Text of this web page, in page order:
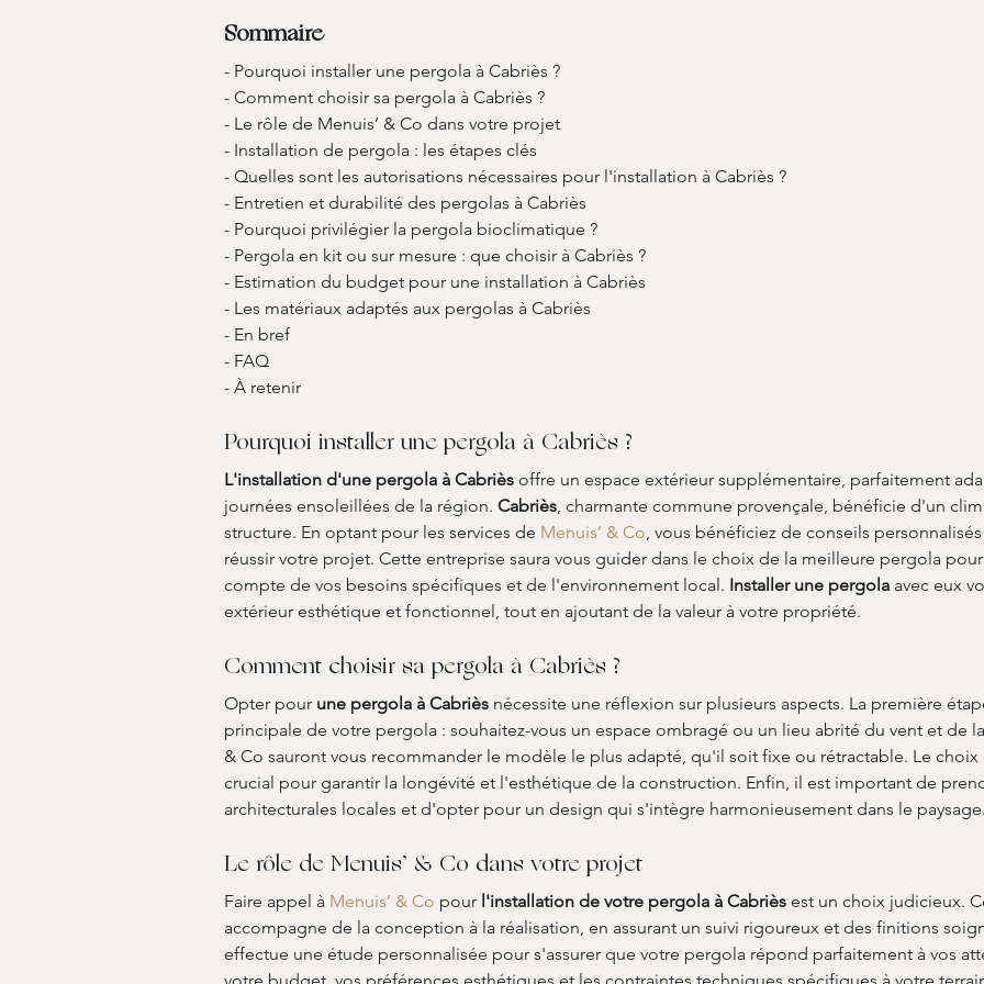
Sommaire
- Pourquoi installer une pergola à Cabriès ?
- Comment choisir sa pergola à Cabriès ?
- Le rôle de Menuis’ & Co dans votre projet
- Installation de pergola : les étapes clés
- Quelles sont les autorisations nécessaires pour l'installation à Cabriès ?
- Entretien et durabilité des pergolas à Cabriès
- Pourquoi privilégier la pergola bioclimatique ?
- Pergola en kit ou sur mesure : que choisir à Cabriès ?
- Estimation du budget pour une installation à Cabriès
- Les matériaux adaptés aux pergolas à Cabriès
- En bref
- FAQ
- À retenir
Pourquoi installer une pergola à Cabriès ?
L'installation d'une pergola à Cabriès offre un espace extérieur supplémentaire, parfaitement
journées ensoleillées de la région. Cabriès, charmante commune provençale, bénéficie d'un
structure. En optant pour les services de Menuis’ & Co, vous bénéficiez de conseils
réussir votre projet. Cette entreprise saura vous guider dans le choix de la meilleure pergola
compte de vos besoins spécifiques et de l'environnement local. Installer une pergola avec eux
extérieur esthétique et fonctionnel, tout en ajoutant de la valeur à votre propriété.
Comment choisir sa pergola à Cabriès ?
Opter pour une pergola à Cabriès nécessite une réflexion sur plusieurs aspects. La première
principale de votre pergola : souhaitez-vous un espace ombragé ou un lieu abrité du vent et de
& Co sauront vous recommander le modèle le plus adapté, qu'il soit fixe ou rétractable. Le
crucial pour garantir la longévité et l'esthétique de la construction. Enfin, il est important de
architecturales locales et d'opter pour un design qui s'intègre harmonieusement dans le paysage.
Le rôle de Menuis’ & Co dans votre projet
Faire appel à Menuis’ & Co pour l'installation de votre pergola à Cabriès est un choix judicieux.
accompagne de la conception à la réalisation, en assurant un suivi rigoureux et des finitions
effectue une étude personnalisée pour s'assurer que votre pergola répond parfaitement à vos